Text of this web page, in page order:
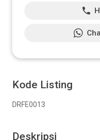
Kode Listing
DRFE0013
Deskripsi